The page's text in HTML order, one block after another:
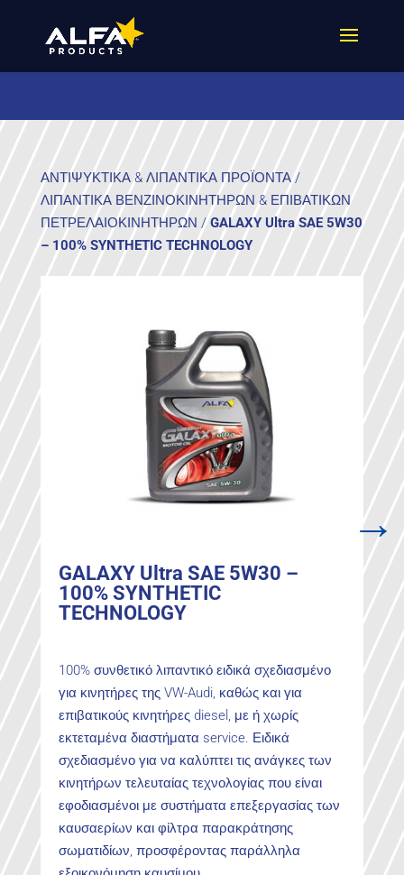
ΑΝΤΙΨΥΚΤΙΚΑ & ΛΙΠΑΝΤΙΚΑ ΠΡΟΪΟΝΤΑ/
ΛΙΠΑΝΤΙΚΑ ΒΕΝΖΙΝΟΚΙΝΗΤΗΡΩΝ & ΕΠΙΒΑΤΙΚΩΝ
ΠΕΤΡΕΛΑΙΟΚΙΝΗΤΗΡΩΝ / GALAXY Ultra SAE 5W30
– 100% SYNTHETIC TECHNOLOGY
→
GALAXY Ultra SAE 5W30 –
100% SYNTHETIC
TECHNOLOGY
100% συνθετικό λιπαντικό ειδικά σχεδιασμένο
για κινητήρες της VW-Audi, καθώς και για
επιβατικούς κινητήρες diesel, με ή χωρίς
εκτεταμένα διαστήματα service. Ειδικά
σχεδιασμένο για να καλύπτει τις ανάγκες των
κινητήρων τελευταίας τεχνολογίας που είναι
εφοδιασμένοι με συστήματα επεξεργασίας των
καυσαερίων και φίλτρα παρακράτησης
σωματιδίων, προσφέροντας παράλληλα